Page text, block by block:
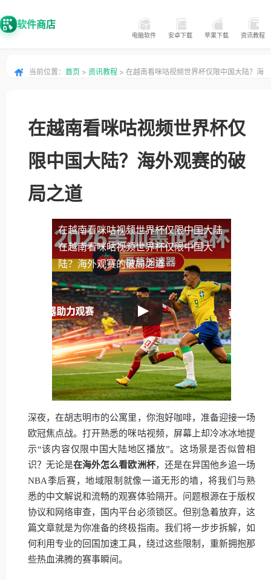
软件商店
电脑软件 安卓下载 苹果下载 资讯教程
当前位置： 首页 > 资讯教程 > 在越南看咪咕视频世界杯仅限中国大陆？海
在越南看咪咕视频世界杯仅
限中国大陆？海外观赛的破
局之道
在越南看咪咕视频世界杯仅限中国大陆
在越南看咪咕视频世界杯仅限中国大
陆？海外观赛的破局之道
深夜，在胡志明市的公寓里，你泡好咖啡，准备迎接一场
欧冠焦点战。打开熟悉的咪咕视频，屏幕上却冷冰冰地提
示“该内容仅限中国大陆地区播放”。这场景是否似曾相
识？无论是在海外怎么看欧洲杯，还是在异国他乡追一场
NBA季后赛，地域限制就像一道无形的墙，将我们与熟
悉的中文解说和流畅的观赛体验隔开。问题根源在于版权
协议和网络审查，国内平台必须锁区。但别急着放弃，这
篇文章就是为你准备的终极指南。我们将一步步拆解，如
何利用专业的回国加速工具，绕过这些限制，重新拥抱那
些热血沸腾的赛事瞬间。